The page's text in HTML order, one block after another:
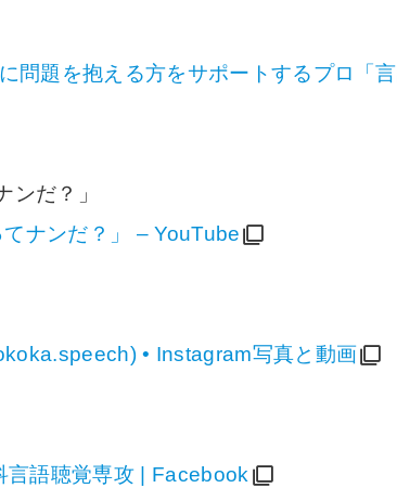
問題を抱える方をサポートするプロ「
だ？」
ナンだ？」 – YouTube
• Instagram写真と動画
言語聴覚専攻 | Facebook